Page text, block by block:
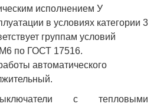
исполнением У
в условиях категории 3
группам условий
по ГОСТ 17516.
автоматического
с тепловыми